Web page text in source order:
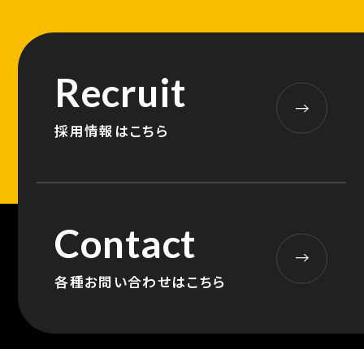
Recruit
採用情報はこちら
Contact
各種お問い合わせはこちら